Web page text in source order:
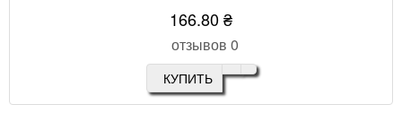
166.80 ₴
отзывов 0
КУПИТЬ